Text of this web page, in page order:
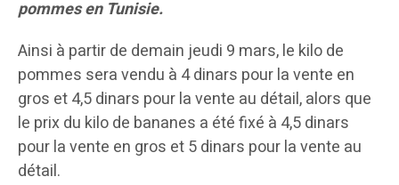
pommes en Tunisie.
Ainsi à partir de demain jeudi 9 mars, le kilo de
pommes sera vendu à 4 dinars pour la vente en
gros et 4,5 dinars pour la vente au détail, alors que
le prix du kilo de bananes a été fixé à 4,5 dinars
pour la vente en gros et 5 dinars pour la vente au
détail.